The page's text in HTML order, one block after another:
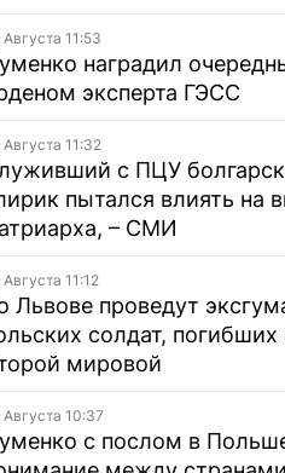
11:53
наградил
эксперта ГЭСС
11:32
с ПЦУ
пытался влиять на
– СМИ
11:12
Львове проведут
солдат, погибших
мировой
10:37
с послом в